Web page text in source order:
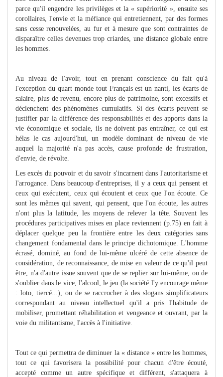
parce qu'il engendre les privilèges et la « supériorité », ensuite ses
corollaires, l'envie et la méfiance qui entretiennent, par des formes
sans cesse renouvelées, au fur et à mesure que sont contraintes de
disparaître celles devenues trop criardes, une distance globale entre
les hommes.
Au niveau de l'avoir, tout en prenant conscience du fait qu'à
l'exception du quart monde tout Français est un nanti, les écarts de
salaire, plus de revenu, encore plus de patrimoine, sont excessifs et
déclenchent des phénomènes cumulatifs. Si des écarts peuvent se
justifier par la différence des responsabilités et des apports dans la
vie économique et sociale, ils ne doivent pas entraîner, ce qui est
hélas le cas aujourd'hui, un modèle dominant de niveau de vie
auquel la majorité n'a pas accès, cause profonde de frustration,
d'envie, de révolte.
Les excès du pouvoir et du savoir s'incarnent dans l'autoritarisme et
l'arrogance. Dans beaucoup d'entreprises, il y a ceux qui pensent et
ceux qui exécutent, ceux qui écoutent et ceux que l'on écoute. Ce
sont les mêmes qui savent, qui pensent, que l'on écoute, les autres
n'ont plus la latitude, les moyens de relever la tête. Souvent les
procédures participatives mises en place reviennent (p.75) en fait à
déplacer quelque peu la frontière entre les deux catégories sans
changement fondamental dans le principe dichotomique. L'homme
écrasé, dominé, au fond de lui-même ulcéré de cette absence de
considération, de reconnaissance, de mise en valeur de ce qu'il peut
être, n'a d'autre issue souvent que de se replier sur lui-même, ou de
s'oublier dans le vice, l'alcool, le jeu (la société l'y encourage même
: loto, tiercé...), ou de se raccrocher à des slogans simplificateurs
correspondant au niveau intellectuel qu'il a pris l'habitude de
mobiliser, promettant réhabilitation et vengeance et ouvrant, par la
voie du militantisme, l'accès à l'initiative.
Tout ce qui permettra de diminuer la « distance » entre les hommes,
tout ce qui favorisera la possibilité pour chacun d'être écouté,
accepté comme un autre spécifique et différent, s'attaquera à